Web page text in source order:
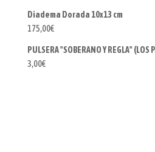
Diadema Dorada 10x13 cm
175,00€
PULSERA "SOBERANO Y REGLA" (LOS
3,00€